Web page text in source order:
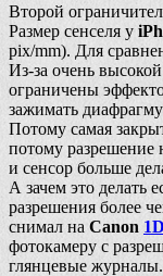
Второй
Размер сенселя у
pix/mm). Для
Из-за очень
ограничены
зажимать
Потому самая
потому
и сенсор больше
А зачем это делать
разрешения более
снимал на Canon
фотокамеру с
глянцевые журналы.